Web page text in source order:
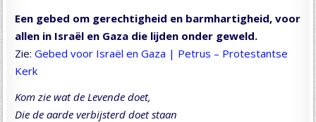
Een gebed om gerechtigheid en barmhartigheid, voor
allen in Israël en Gaza die lijden onder geweld.
Zie:Gebed voor Israël en Gaza | Petrus – Protestantse
Kerk
Kom zie wat de Levende doet,
Die de aarde verbijsterd doet staan